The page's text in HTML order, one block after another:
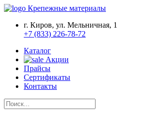
Крепежные материалы
г. Киров, ул. Мельничная, 1
+7 (833) 226-78-72
Каталог
Акции
Прайсы
Сертификаты
Контакты